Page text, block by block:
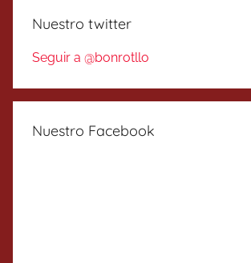
Nuestro twitter
Seguir a @bonrotllo
Nuestro Facebook